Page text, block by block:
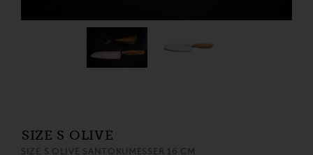
SIZE S OLIVE
SIZE S OLIVE SANTOKUMESSER 16 CM